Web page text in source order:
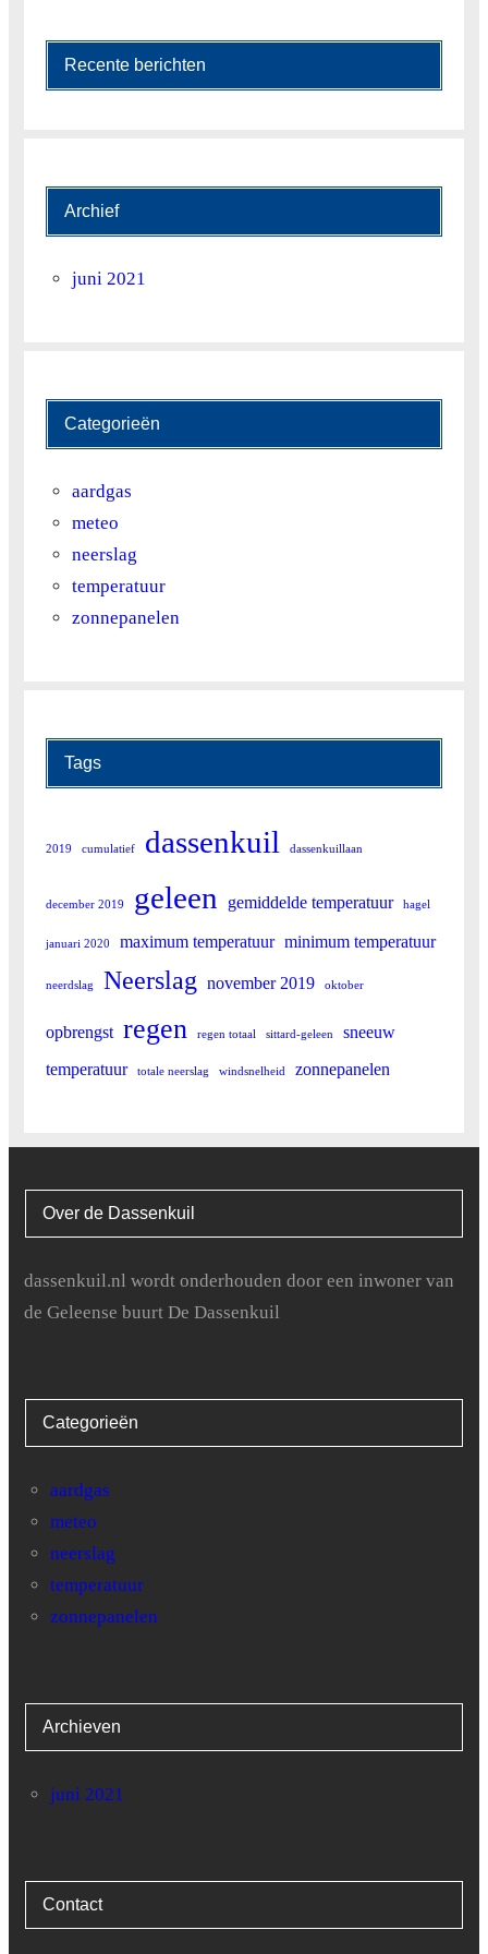
18 17.9 25.1
19 16.7 23
21 15.4 21.9
22 15 24.4
26 19.3 24.1
27 17.5
15.4
29 13.2
Recente berichten
Archief
juni 2021
Categorieën
aardgas
meteo
neerslag
temperatuur
zonnepanelen
Tags
2019 cumulatief dassenkuil dassenkuillaan
december 2019 geleen gemiddelde temperatuur hagel
januari 2020 maximum temperatuur minimum temperatuur
neerdslag Neerslag november 2019 oktober
opbrengst regen regen totaal sittard-geleen
sneeuw
temperatuur
totale neerslag windsnelheid zonnepanelen
Over de Dassenkuil
dassenkuil.nl wordt onderhouden door een inwoner van
de Geleense buurt De Dassenkuil
Categorieën
aardgas
meteo
neerslag
temperatuur
zonnepanelen
Archieven
juni 2021
Contact